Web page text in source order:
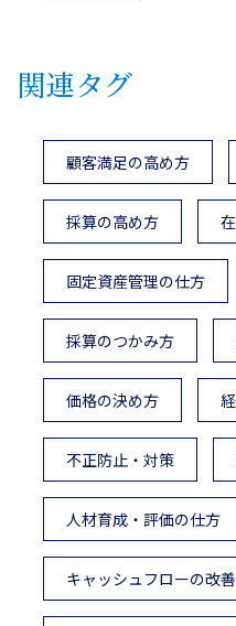
関連タグ
顧客満足の高め方
採算の高め方
固定資産管理の仕方
採算のつかみ方
価格の決め方
不正防止・対策
人材育成・評価の仕方
キャッシュフローの改